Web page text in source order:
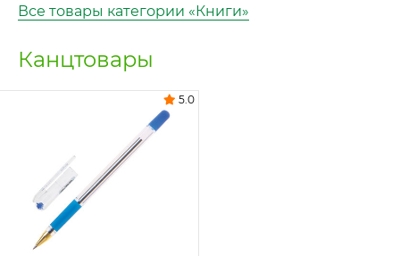
Все товары категории «Книги»
Канцтовары
5.0